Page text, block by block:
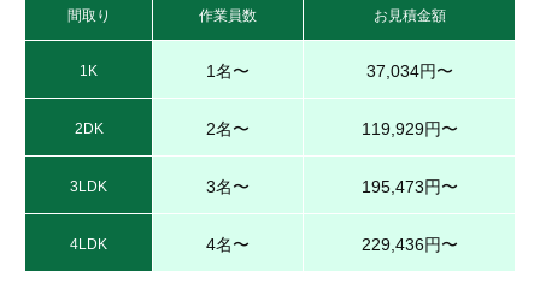
間取り 作業員数 お見積金額
1K 1名〜 37,034円〜
2DK 2名〜 119,929円〜
3LDK 3名〜 195,473円〜
4LDK 4名〜 229,436円〜